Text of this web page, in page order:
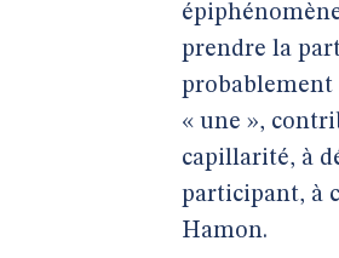
prendre la
probablement
« une »,
capillarité, à
participant, à
Hamon.